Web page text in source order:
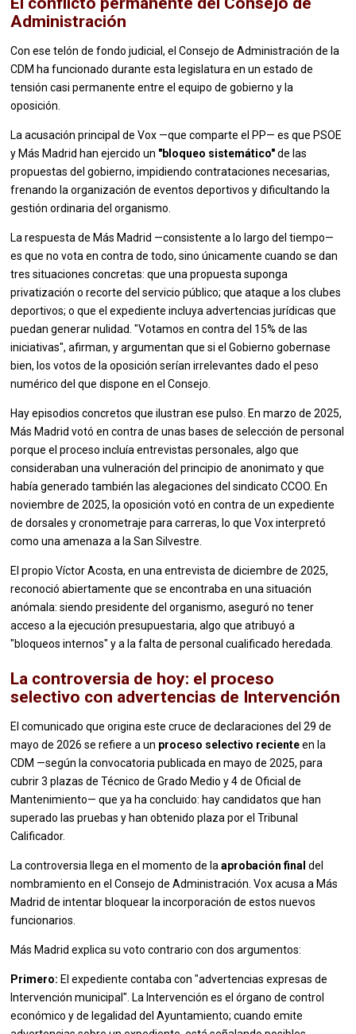
Administración
Con ese telón de fondo judicial, el Consejo de Administración de la
CDM ha funcionado durante esta legislatura en un estado de
tensión casi permanente entre el equipo de gobierno y la
oposición.
La acusación principal de Vox —que comparte el PP— es que PSOE
y Más Madrid han ejercido un "bloqueo sistemático"de las
propuestas del gobierno, impidiendo contrataciones necesarias,
frenando la organización de eventos deportivos y dificultando la
gestión ordinaria del organismo.
La respuesta de Más Madrid —consistente a lo largo del tiempo—
es que no vota en contra de todo, sino únicamente cuando se dan
tres situaciones concretas: que una propuesta suponga
privatización o recorte del servicio público; que ataque a los clubes
deportivos; o que el expediente incluya advertencias jurídicas que
puedan generar nulidad. "Votamos en contra del 15% de las
iniciativas", afirman, y argumentan que si el Gobierno gobernase
bien, los votos de la oposición serían irrelevantes dado el peso
numérico del que dispone en el Consejo.
Hay episodios concretos que ilustran ese pulso. En marzo de 2025,
Más Madrid votó en contra de unas bases de selección de personal
porque el proceso incluía entrevistas personales, algo que
consideraban una vulneración del principio de anonimato y que
había generado también las alegaciones del sindicato CCOO. En
noviembre de 2025, la oposición votó en contra de un expediente
de dorsales y cronometraje para carreras, lo que Vox interpretó
como una amenaza a la San Silvestre.
El propio Víctor Acosta, en una entrevista de diciembre de 2025,
reconoció abiertamente que se encontraba en una situación
anómala: siendo presidente del organismo, aseguró no tener
acceso a la ejecución presupuestaria, algo que atribuyó a
"bloqueos internos" y a la falta de personal cualificado heredada.
La controversia de hoy: el proceso
selectivo con advertencias de Intervención
El comunicado que origina este cruce de declaraciones del 29 de
mayo de 2026 se refiere a un proceso selectivo recienteen la
CDM —según la convocatoria publicada en mayo de 2025, para
cubrir 3 plazas de Técnico de Grado Medio y 4 de Oficial de
Mantenimiento— que ya ha concluido: hay candidatos que han
superado las pruebas y han obtenido plaza por el Tribunal
Calificador.
La controversia llega en el momento de laaprobación final del
nombramiento en el Consejo de Administración. Vox acusa a Más
Madrid de intentar bloquear la incorporación de estos nuevos
funcionarios.
Más Madrid explica su voto contrario con dos argumentos:
Primero: El expediente contaba con "advertencias expresas de
Intervención municipal". La Intervención es el órgano de control
económico y de legalidad del Ayuntamiento; cuando emite